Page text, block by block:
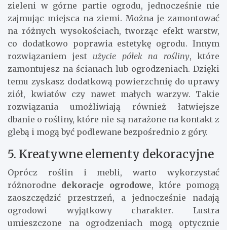
zieleni w górne partie ogrodu, jednocześnie nie
zajmując miejsca na ziemi. Można je zamontować
na różnych wysokościach, tworząc efekt warstw,
co dodatkowo poprawia estetykę ogrodu. Innym
rozwiązaniem jest użycie półek na rośliny, które
zamontujesz na ścianach lub ogrodzeniach. Dzięki
temu zyskasz dodatkową powierzchnię do uprawy
ziół, kwiatów czy nawet małych warzyw. Takie
rozwiązania umożliwiają również łatwiejsze
dbanie o rośliny, które nie są narażone na kontakt z
glebą i mogą być podlewane bezpośrednio z góry.
5. Kreatywne elementy dekoracyjne
Oprócz roślin i mebli, warto wykorzystać
różnorodne dekoracje ogrodowe, które pomogą
zaoszczędzić przestrzeń, a jednocześnie nadają
ogrodowi wyjątkowy charakter. Lustra
umieszczone na ogrodzeniach mogą optycznie